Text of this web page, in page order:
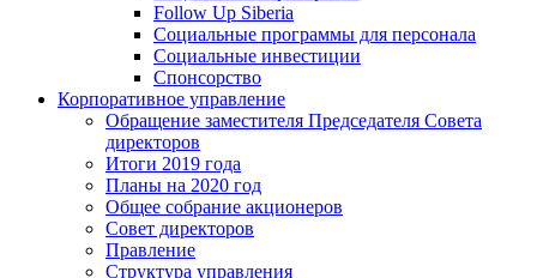
Follow Up Siberia
Социальные программы для персонала
Социальные инвестиции
Спонсорство
Корпоративное управление
Обращение заместителя Председателя Совета
директоров
Итоги 2019 года
Планы на 2020 год
Общее собрание акционеров
Совет директоров
Правление
Структура управления